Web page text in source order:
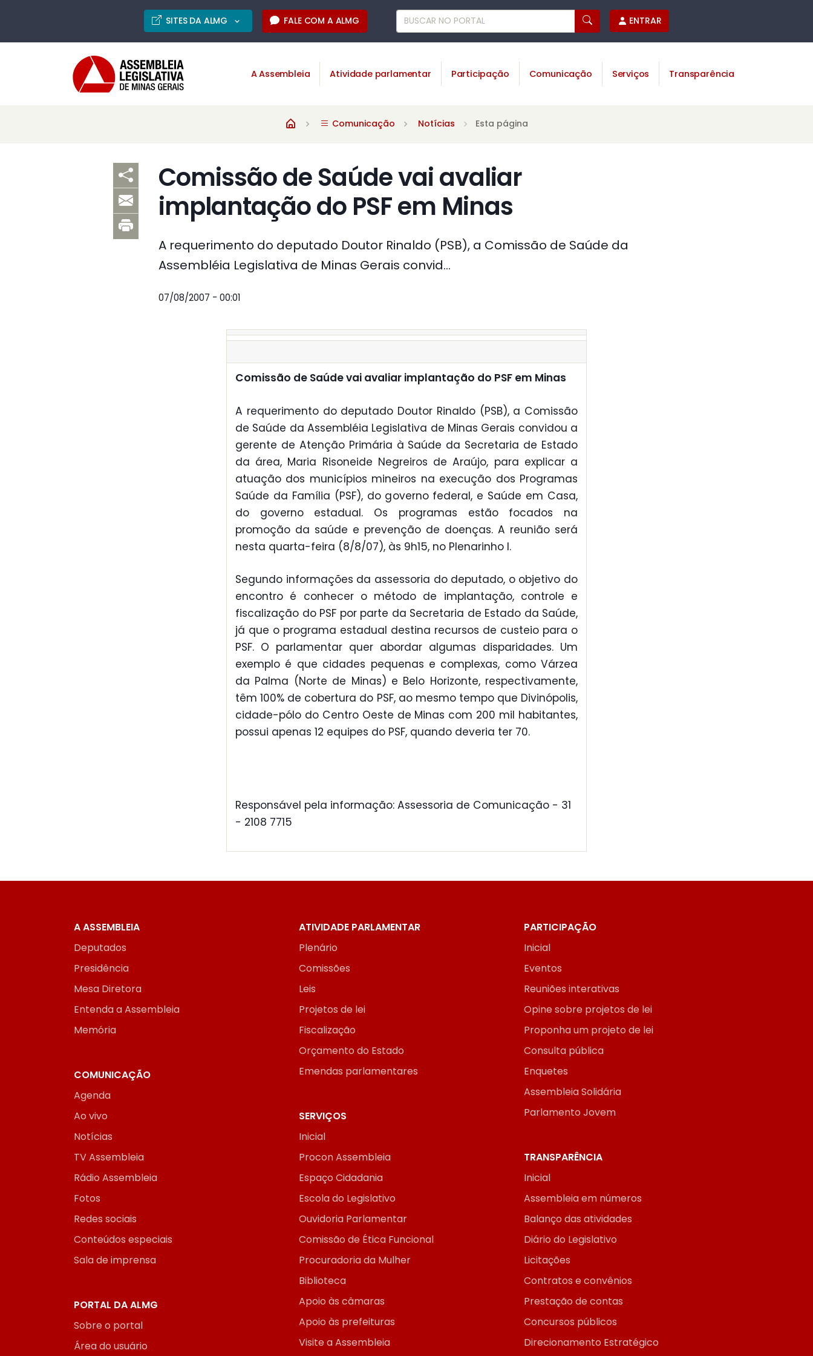
SITES DA ALMG FALE COM A ALMG ENTRAR
A Assembleia Atividade parlamentar Participação Comunicação Serviços Transparência
Comunicação Notícias Esta página
Comissão de Saúde vai avaliar
implantação do PSF em Minas
A requerimento do deputado Doutor Rinaldo (PSB), a Comissão de Saúde da
Assembléia Legislativa de Minas Gerais convid...
07/08/2007 - 00:01
Comissão de Saúde vai avaliar implantação do PSF em Minas
A requerimento do deputado Doutor Rinaldo (PSB), a Comissão
de Saúde da Assembléia Legislativa de Minas Gerais convidou a
gerente de Atenção Primária à Saúde da Secretaria de Estado
da área, Maria Risoneide Negreiros de Araújo, para explicar a
atuação dos municípios mineiros na execução dos Programas
Saúde da Família (PSF), do governo federal, e Saúde em Casa,
do governo estadual. Os programas estão focados na
promoção da saúde e prevenção de doenças. A reunião será
nesta quarta-feira (8/8/07), às 9h15, no Plenarinho I.
Segundo informações da assessoria do deputado, o objetivo do
encontro é conhecer o método de implantação, controle e
fiscalização do PSF por parte da Secretaria de Estado da Saúde,
já que o programa estadual destina recursos de custeio para o
PSF. O parlamentar quer abordar algumas disparidades. Um
exemplo é que cidades pequenas e complexas, como Várzea
da Palma (Norte de Minas) e Belo Horizonte, respectivamente,
têm 100% de cobertura do PSF, ao mesmo tempo que Divinópolis,
cidade-pólo do Centro Oeste de Minas com 200 mil habitantes,
possui apenas 12 equipes do PSF, quando deveria ter 70.
Responsável pela informação: Assessoria de Comunicação - 31
- 2108 7715
A ASSEMBLEIA
Deputados
Presidência
Mesa Diretora
Entenda a Assembleia
Memória
ATIVIDADE PARLAMENTAR
Plenário
Comissões
Leis
Projetos de lei
Fiscalização
Orçamento do Estado
Emendas parlamentares
PARTICIPAÇÃO
Inicial
Eventos
Reuniões interativas
Opine sobre projetos de lei
Proponha um projeto de lei
Consulta pública
Enquetes
Assembleia Solidária
Parlamento Jovem
COMUNICAÇÃO
Agenda
Ao vivo
Notícias
TV Assembleia
Rádio Assembleia
Fotos
Redes sociais
Conteúdos especiais
Sala de imprensa
SERVIÇOS
Inicial
Procon Assembleia
Espaço Cidadania
Escola do Legislativo
Ouvidoria Parlamentar
Comissão de Ética Funcional
Procuradoria da Mulher
Biblioteca
Apoio às câmaras
Apoio às prefeituras
Visite a Assembleia
TRANSPARÊNCIA
Inicial
Assembleia em números
Balanço das atividades
Diário do Legislativo
Licitações
Contratos e convênios
Prestação de contas
Concursos públicos
Direcionamento Estratégico
PORTAL DA ALMG
Sobre o portal
Área do usuário